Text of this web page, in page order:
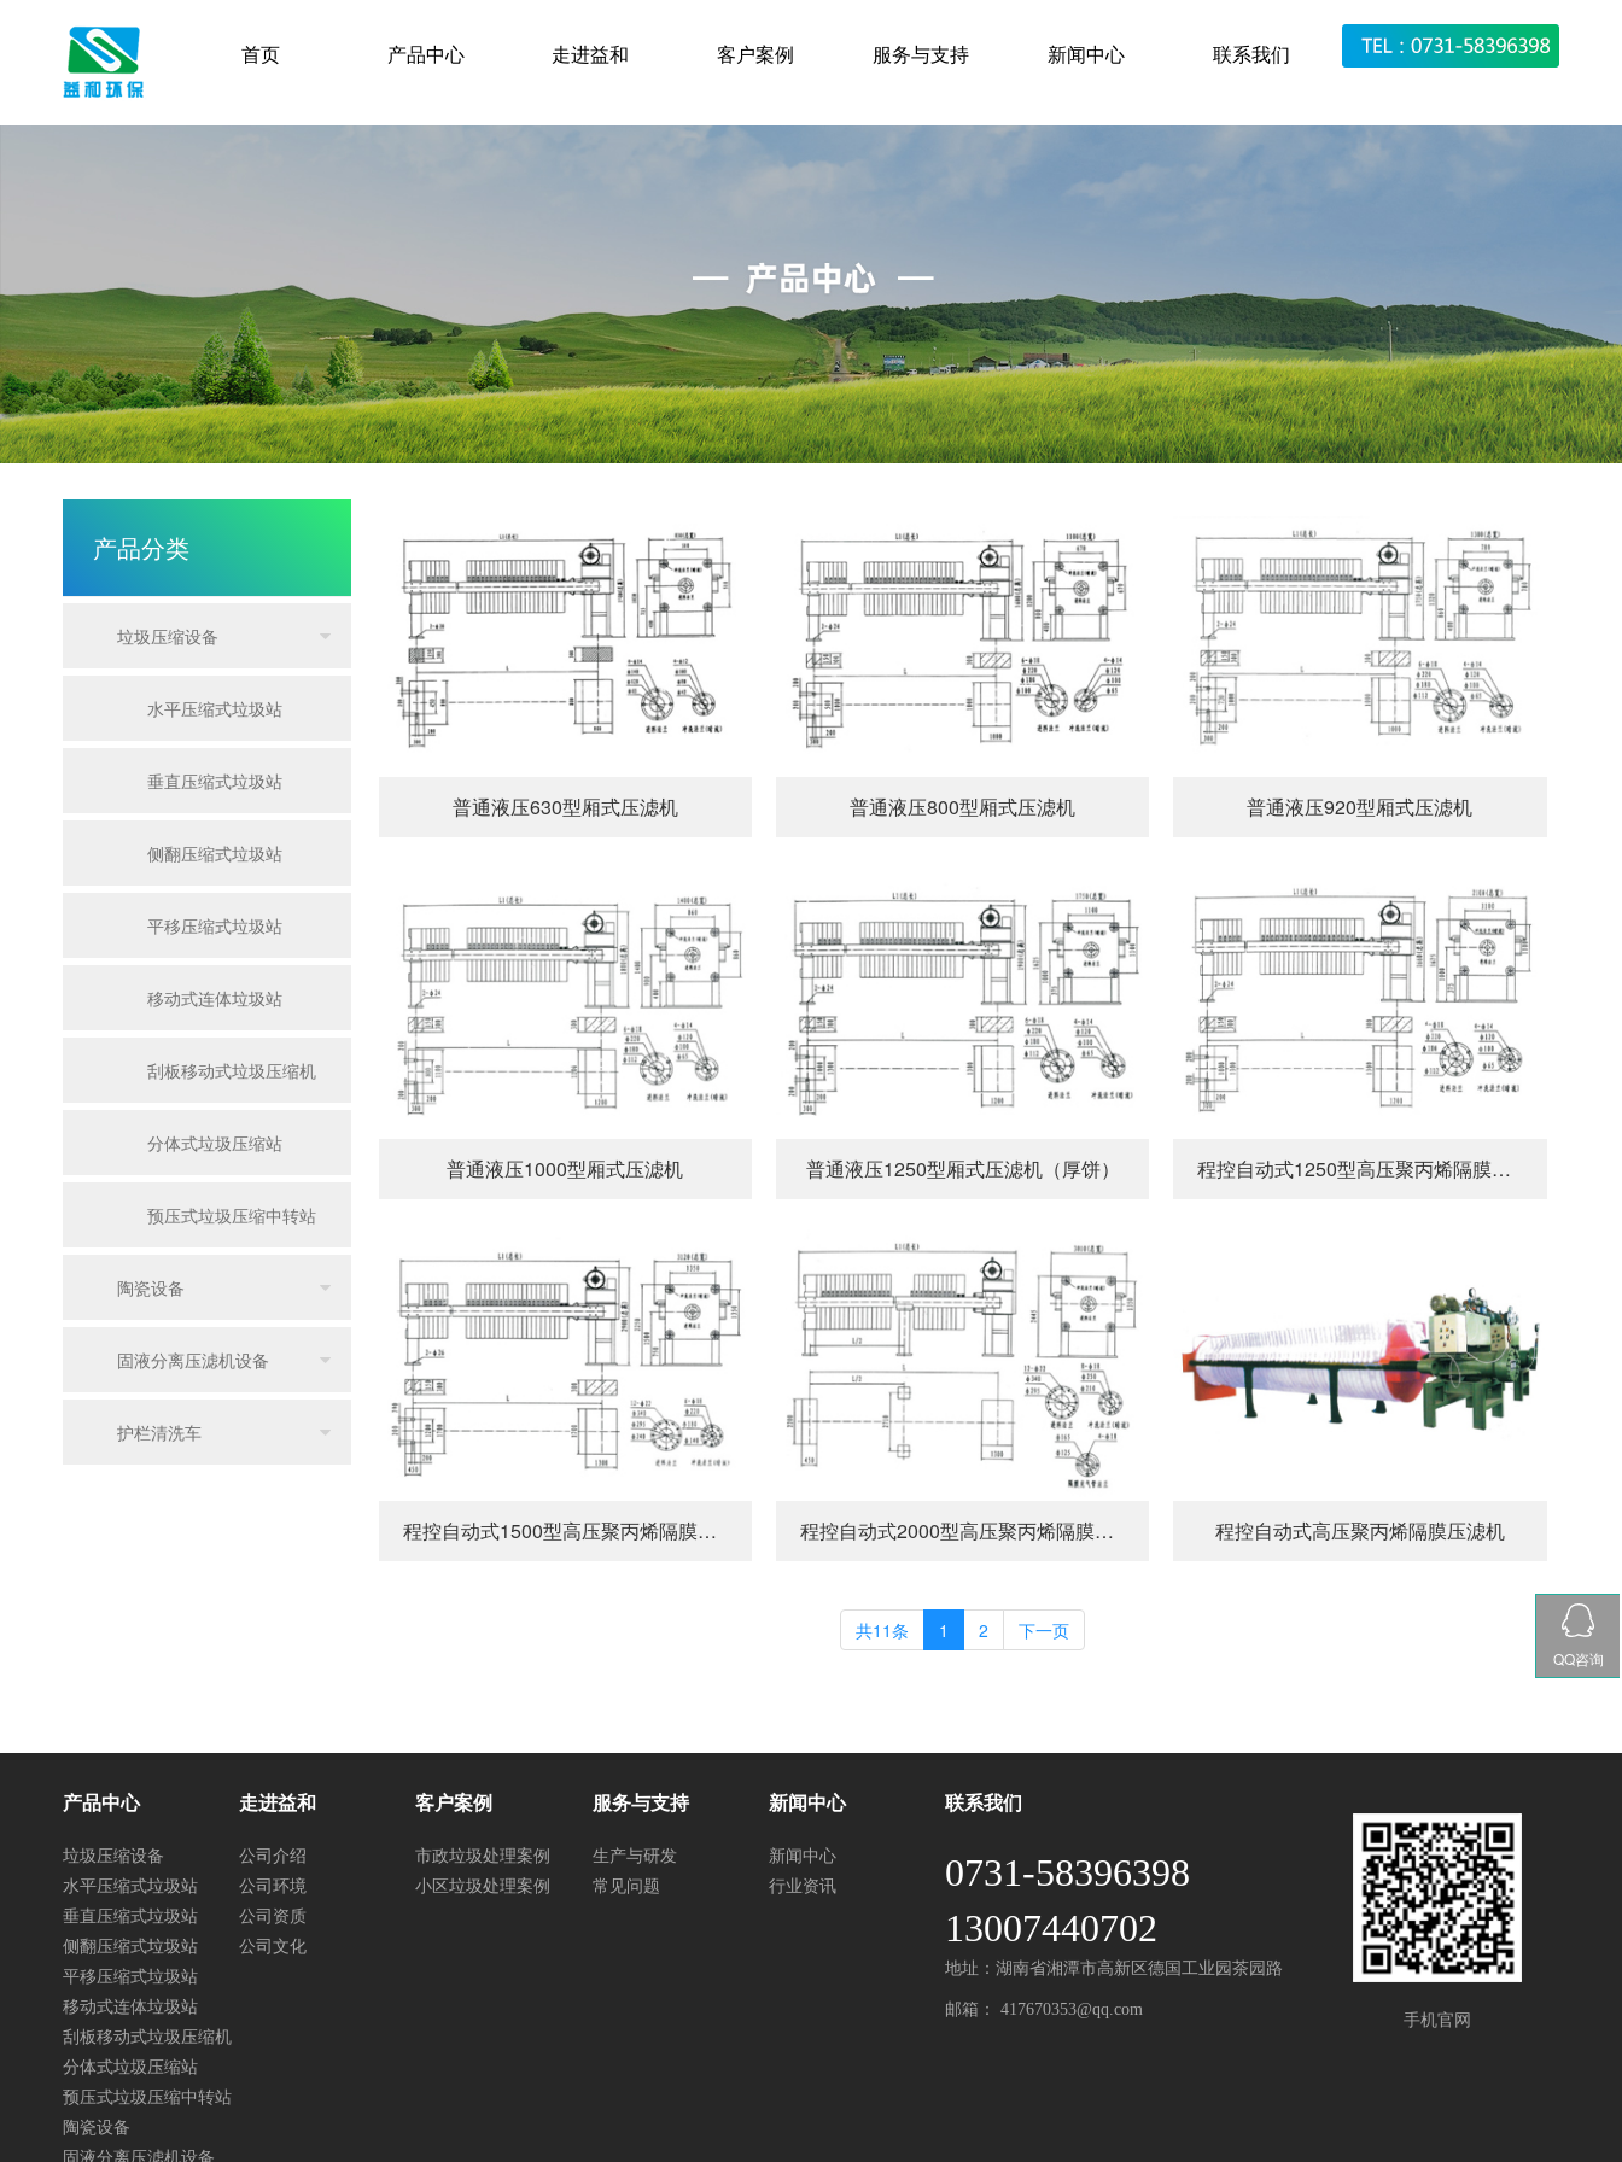
首页 产品中心 走进益和 客户案例 服务与支持 新闻中心 联系我们
产品分类
垃圾压缩设备
水平压缩式垃圾站
垂直压缩式垃圾站
侧翻压缩式垃圾站
平移压缩式垃圾站
移动式连体垃圾站
刮板移动式垃圾压缩机
分体式垃圾压缩站
预压式垃圾压缩中转站
陶瓷设备
固液分离压滤机设备
护栏清洗车
普通液压630型厢式压滤机 普通液压800型厢式压滤机 普通液压920型厢式压滤机
普通液压1000型厢式压滤机 普通液压1250型厢式压滤机（厚饼） 程控自动式1250型高压聚丙烯隔膜压滤机
程控自动式1500型高压聚丙烯隔膜压滤机 程控自动式2000型高压聚丙烯隔膜压滤机 程控自动式高压聚丙烯隔膜压滤机
共11条 1 2 下一页
产品中心
垃圾压缩设备
水平压缩式垃圾站
垂直压缩式垃圾站
侧翻压缩式垃圾站
平移压缩式垃圾站
移动式连体垃圾站
刮板移动式垃圾压缩机
分体式垃圾压缩站
预压式垃圾压缩中转站
陶瓷设备
固液分离压滤机设备
走进益和
公司介绍
公司环境
公司资质
公司文化
客户案例
市政垃圾处理案例
小区垃圾处理案例
服务与支持
生产与研发
常见问题
新闻中心
新闻中心
行业资讯
联系我们
0731-58396398
13007440702
地址：湖南省湘潭市高新区德国工业园茶园路
邮箱：417670353@qq.com 手机官网
QQ咨询